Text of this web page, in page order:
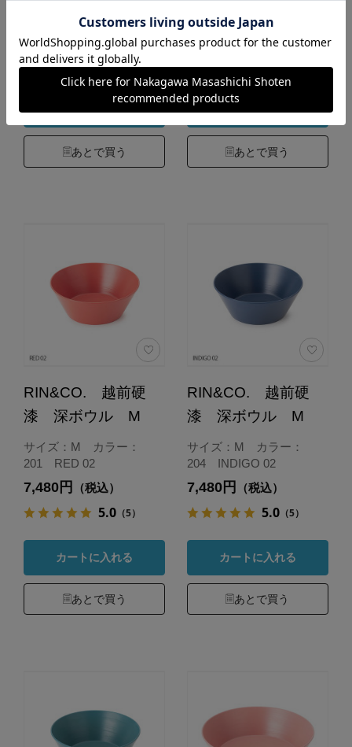
205 INDIGO 03
5,060円（税込）
5.0（3）
カートに入れる
あとで買う
208 NORTH GRAY 03
5,060円（税込）
5.0（3）
カートに入れる
あとで買う
RIN&CO. 越前硬
漆 深ボウル M
サイズ：M カラー：
201 RED 02
7,480円 （税込）
5.0（5）
カートに入れる
あとで買う
RIN&CO. 越前硬
漆 深ボウル M
サイズ：M カラー：
204 INDIGO 02
7,480円 （税込）
5.0（5）
カートに入れる
あとで買う